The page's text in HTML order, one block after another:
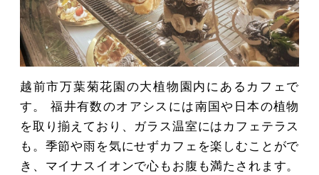
越前市万葉菊花園の大植物園内にあるカフェで
す。 福井有数のオアシスには南国や日本の植物
を取り揃えており、ガラス温室にはカフェテラス
も。季節や雨を気にせずカフェを楽しむことがで
き、マイナスイオンで心もお腹も満たされます。